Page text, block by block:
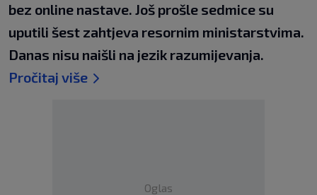
bez online nastave. Još prošle sedmice su
uputili šest zahtjeva resornim ministarstvima.
Danas nisu naišli na jezik razumijevanja.
Pročitaj više
Oglas